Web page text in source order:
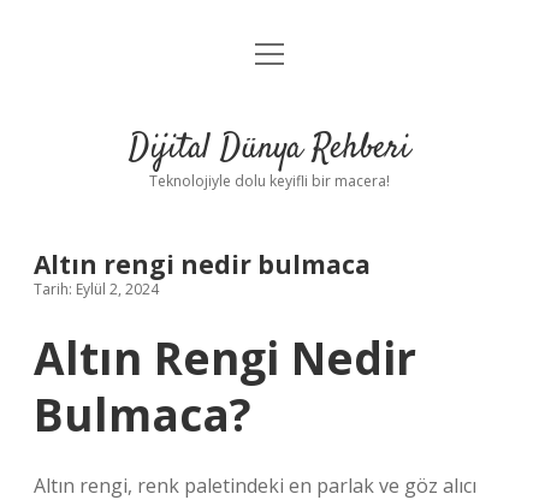
Anasayfa
Yasal Uyarı
menüyü
Dijital Dünya Rehberi
Teknolojiyle dolu keyifli bir macera!
Altın rengi nedir bulmaca
Tarih: Eylül 2, 2024
Altın Rengi Nedir
Bulmaca?
Altın rengi, renk paletindeki en parlak ve göz alıcı